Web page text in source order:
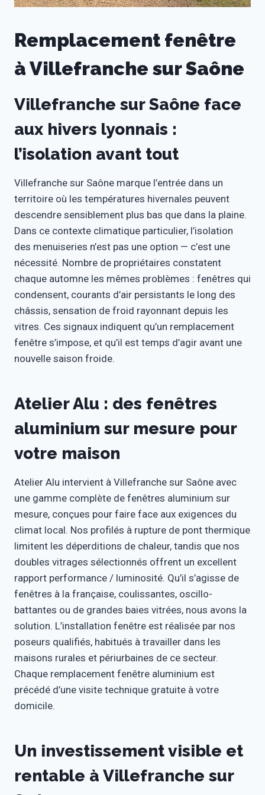
Remplacement fenêtre
à Villefranche sur Saône
Villefranche sur Saône face
aux hivers lyonnais :
l’isolation avant tout
Villefranche sur Saône marque l’entrée dans un
territoire où les températures hivernales peuvent
descendre sensiblement plus bas que dans la plaine.
Dans ce contexte climatique particulier, l’isolation
des menuiseries n’est pas une option — c’est une
nécessité. Nombre de propriétaires constatent
chaque automne les mêmes problèmes : fenêtres qui
condensent, courants d’air persistants le long des
châssis, sensation de froid rayonnant depuis les
vitres. Ces signaux indiquent qu’un remplacement
fenêtre s’impose, et qu’il est temps d’agir avant une
nouvelle saison froide.
Atelier Alu : des fenêtres
aluminium sur mesure pour
votre maison
Atelier Alu intervient à Villefranche sur Saône avec
une gamme complète de fenêtres aluminium sur
mesure, conçues pour faire face aux exigences du
climat local. Nos profilés à rupture de pont thermique
limitent les déperditions de chaleur, tandis que nos
doubles vitrages sélectionnés offrent un excellent
rapport performance / luminosité. Qu’il s’agisse de
fenêtres à la française, coulissantes, oscillo-
battantes ou de grandes baies vitrées, nous avons la
solution. L’installation fenêtre est réalisée par nos
poseurs qualifiés, habitués à travailler dans les
maisons rurales et périurbaines de ce secteur.
Chaque remplacement fenêtre aluminium est
précédé d’une visite technique gratuite à votre
domicile.
Un investissement visible et
rentable à Villefranche sur